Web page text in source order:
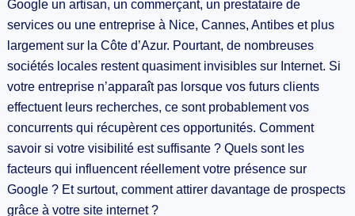
Google un artisan, un commerçant, un prestataire de
services ou une entreprise à Nice, Cannes, Antibes et plus
largement sur la Côte d’Azur. Pourtant, de nombreuses
sociétés locales restent quasiment invisibles sur Internet. Si
votre entreprise n’apparaît pas lorsque vos futurs clients
effectuent leurs recherches, ce sont probablement vos
concurrents qui récupèrent ces opportunités. Comment
savoir si votre visibilité est suffisante ? Quels sont les
facteurs qui influencent réellement votre présence sur
Google ? Et surtout, comment attirer davantage de prospects
grâce à votre site internet ?